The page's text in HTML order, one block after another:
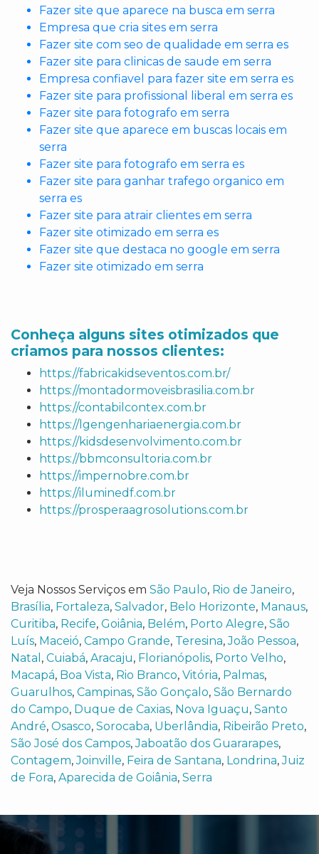
Fazer site que aparece na busca em serra
Empresa que cria sites em serra
Fazer site com seo de qualidade em serra es
Fazer site para clinicas de saude em serra
Empresa confiavel para fazer site em serra es
Fazer site para profissional liberal em serra es
Fazer site para fotografo em serra
Fazer site que aparece em buscas locais em
serra
Fazer site para fotografo em serra es
Fazer site para ganhar trafego organico em
serra es
Fazer site para atrair clientes em serra
Fazer site otimizado em serra es
Fazer site que destaca no google em serra
Fazer site otimizado em serra
Conheça alguns sites otimizados que
criamos para nossos clientes:
https://fabricakidseventos.com.br/
https://montadormoveisbrasilia.com.br
https://contabilcontex.com.br
https://lgengenhariaenergia.com.br
https://kidsdesenvolvimento.com.br
https://bbmconsultoria.com.br
https://impernobre.com.br
https://iluminedf.com.br
https://prosperaagrosolutions.com.br
Veja Nossos Serviços em São Paulo, Rio de Janeiro,
Brasília, Fortaleza, Salvador, Belo Horizonte, Manaus,
Curitiba, Recife, Goiânia, Belém, Porto Alegre, São
Luís, Maceió, Campo Grande, Teresina,João Pessoa,
Natal , Cuiabá, Aracaju, Florianópolis, Porto Velho,
Macapá, Boa Vista, Rio Branco, Vitória, Palmas,
Guarulhos, Campinas, São Gonçalo, São Bernardo
do Campo, Duque de Caxias, Nova Iguaçu, Santo
André, Osasco, Sorocaba, Uberlândia, Ribeirão Preto,
São José dos Campos,Jaboatão dos Guararapes,
Contagem,Joinville, Feira de Santana, Londrina,Juiz
de Fora, Aparecida de Goiânia, Serra